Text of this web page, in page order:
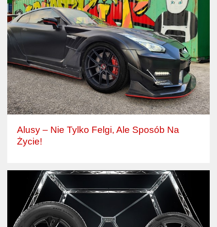
Alusy – Nie Tylko Felgi, Ale Sposób Na
Życie!